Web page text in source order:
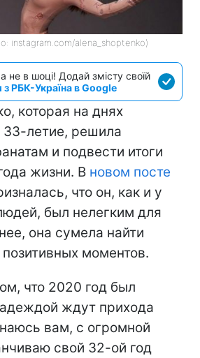
instagram.com/alena_shoptenko)
не в шоці! Додай змісту своїй
з РБК-Україна в Google
которая на днях
33-летие, решила
и подвести итоги
жизни. В новом посте
что он, как и у
был нелегким для
она сумела найти
моментов.
что 2020 год был
ждут прихода
вам, с огромной
свой 32-ой год